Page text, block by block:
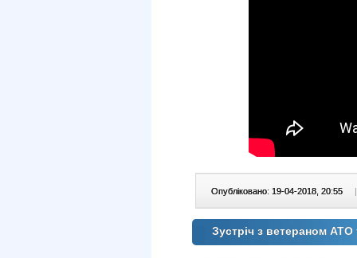
Опубліковано: 19-04-2018, 20:55 |
Зустріч з ветераном